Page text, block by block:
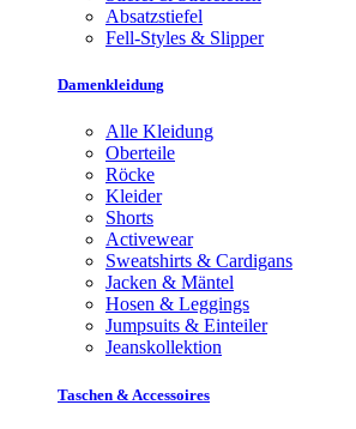
Absatzstiefel
Fell-Styles & Slipper
Damenkleidung
Alle Kleidung
Oberteile
Röcke
Kleider
Shorts
Activewear
Sweatshirts & Cardigans
Jacken & Mäntel
Hosen & Leggings
Jumpsuits & Einteiler
Jeanskollektion
Taschen & Accessoires